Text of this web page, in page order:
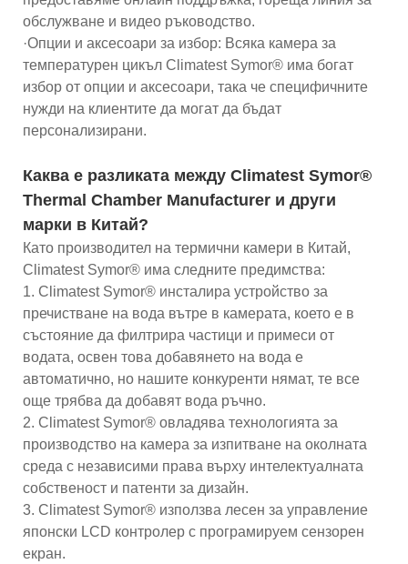
обслужване и видео ръководство.
·Опции и аксесоари за избор: Всяка камера за
температурен цикъл Climatest Symor® има богат
избор от опции и аксесоари, така че специфичните
нужди на клиентите да могат да бъдат
персонализирани.
Каква е разликата между Climatest Symor®
Thermal Chamber Manufacturer и други
марки в Китай?
Като производител на термични камери в Китай,
Climatest Symor® има следните предимства:
1. Climatest Symor® инсталира устройство за
пречистване на вода вътре в камерата, което е в
състояние да филтрира частици и примеси от
водата, освен това добавянето на вода е
автоматично, но нашите конкуренти нямат, те все
още трябва да добавят вода ръчно.
2. Climatest Symor® овладява технологията за
производство на камера за изпитване на околната
среда с независими права върху интелектуалната
собственост и патенти за дизайн.
3. Climatest Symor® използва лесен за управление
японски LCD контролер с програмируем сензорен
екран.